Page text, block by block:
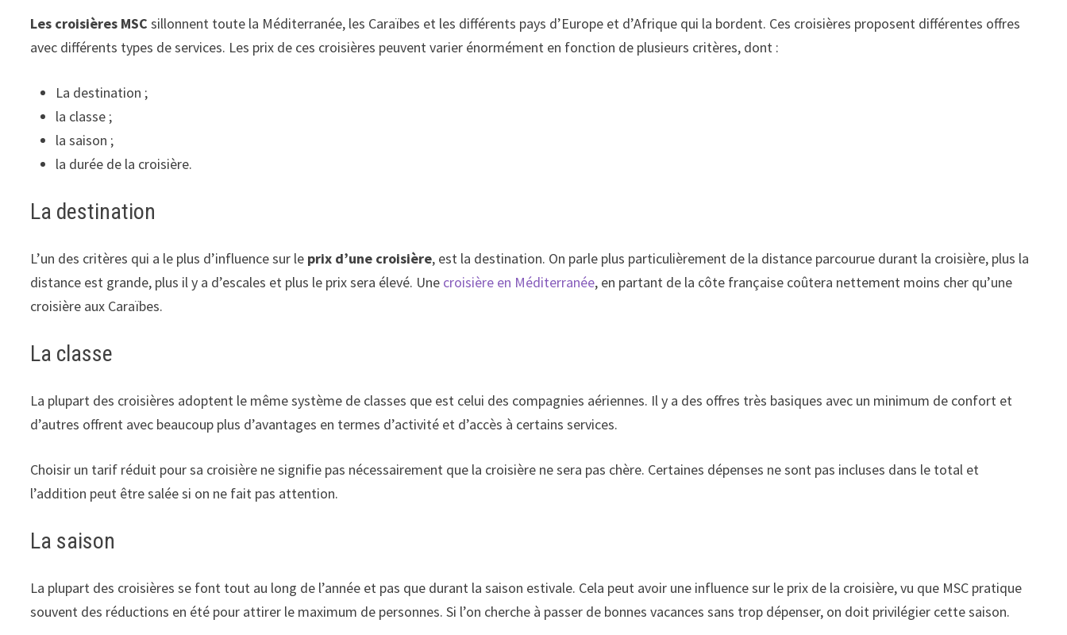
Les croisières MSCsillonnent toute la Méditerranée, les Caraïbes et les différents pays d’Europe et d’Afrique qui la bordent. Ces croisières proposent différentes offres
avec différents types de services. Les prix de ces croisières peuvent varier énormément en fonction de plusieurs critères, dont :
La destination ;
la classe ;
la saison ;
la durée de la croisière.
La destination
L’un des critères qui a le plus d’influence sur le prix d’une croisière, est la destination. On parle plus particulièrement de la distance parcourue durant la croisière, plus la
distance est grande, plus il y a d’escales et plus le prix sera élevé. Une croisière en Méditerranée, en partant de la côte française coûtera nettement moins cher qu’une
croisière aux Caraïbes.
La classe
La plupart des croisières adoptent le même système de classes que est celui des compagnies aériennes. Il y a des offres très basiques avec un minimum de confort et
d’autres offrent avec beaucoup plus d’avantages en termes d’activité et d’accès à certains services.
Choisir un tarif réduit pour sa croisière ne signifie pas nécessairement que la croisière ne sera pas chère. Certaines dépenses ne sont pas incluses dans le total et
l’addition peut être salée si on ne fait pas attention.
La saison
La plupart des croisières se font tout au long de l’année et pas que durant la saison estivale. Cela peut avoir une influence sur le prix de la croisière, vu que MSC pratique
souvent des réductions en été pour attirer le maximum de personnes. Si l’on cherche à passer de bonnes vacances sans trop dépenser, on doit privilégier cette saison.